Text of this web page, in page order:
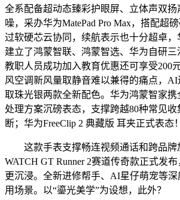
全系配备超动态臻彩护眼屏、立体声双
噪，采办华为MatePad Pro Max，搭配超
过软硬芯云协同，续航表示也十分超卓
建立了鸿蒙智联、鸿蒙智选、华为自研
教职人员成功加入教育优惠还可享受200
风空调新风量取静音难以兼得的痛点，AI
取珠光银两款全新配色。华为鸿蒙智家携
处理方案沉磅表态，支撑跨越80种常见
断；华为FreeClip 2 典藏版 耳夹正式表态！
这款手表支撑畅连视频通话和跨品牌
WATCH GT Runner 2赛道传奇款正式发
更沉浸。全新进修帮手、AI星仔萌宠等深
用场景。以“鎏光美学”为设想，此外？